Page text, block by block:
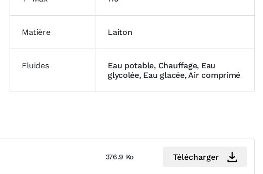
Matière Laiton
Fluides
Eau potable, Chauffage, Eau
glycolée, Eau glacée, Air comprimé
376.9 Ko Télécharger